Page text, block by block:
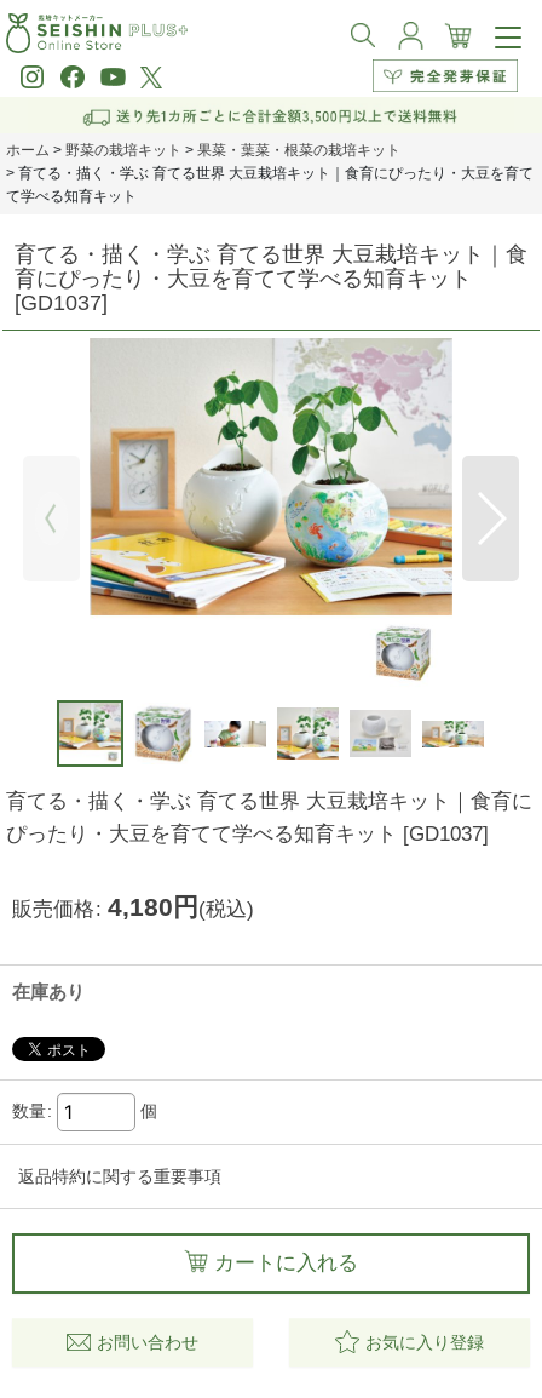
ホーム > 野菜の栽培キット > 果菜・葉菜・根菜の栽培キット
> 育てる・描く・学ぶ 育てる世界 大豆栽培キット｜食育にぴったり・大豆を育て
て学べる知育キット
育てる・描く・学ぶ 育てる世界 大豆栽培キット｜食
育にぴったり・大豆を育てて学べる知育キット
[GD1037]
育てる・描く・学ぶ 育てる世界 大豆栽培キット｜食育に
ぴったり・大豆を育てて学べる知育キット [GD1037]
販売価格: 4,180 円 (税込)
在庫あり
数量: 個
返品特約に関する重要事項
カートに入れる
お問い合わせ お気に入り登録